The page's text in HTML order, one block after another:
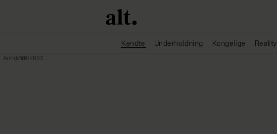
Kendte Underholdning Kongelige Reality
Annonce